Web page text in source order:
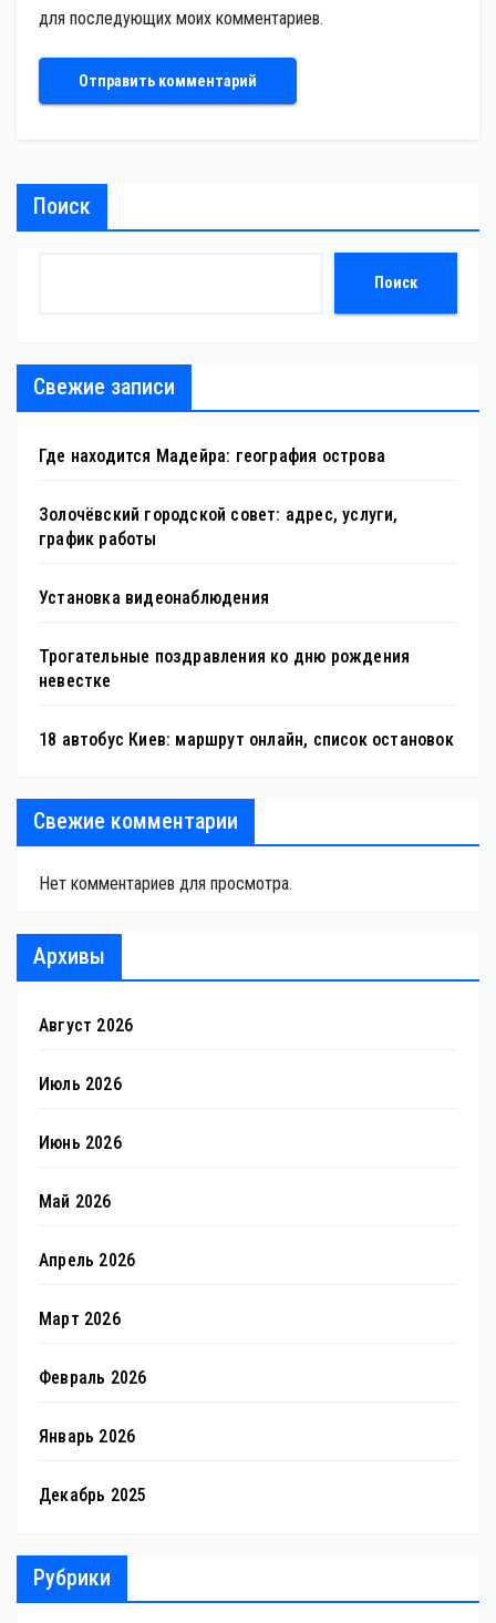
для последующих моих комментариев.
Поиск
Поиск
Свежие записи
Где находится Мадейра: география острова
Золочёвский городской совет: адрес, услуги,
график работы
Установка видеонаблюдения
Трогательные поздравления ко дню рождения
невестке
18 автобус Киев: маршрут онлайн, список остановок
Свежие комментарии
Нет комментариев для просмотра.
Архивы
Август 2026
Июль 2026
Июнь 2026
Май 2026
Апрель 2026
Март 2026
Февраль 2026
Январь 2026
Декабрь 2025
Рубрики